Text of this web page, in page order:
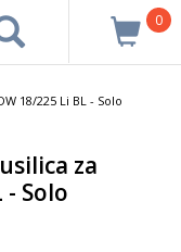
0
18/225 Li BL - Solo
za
- Solo